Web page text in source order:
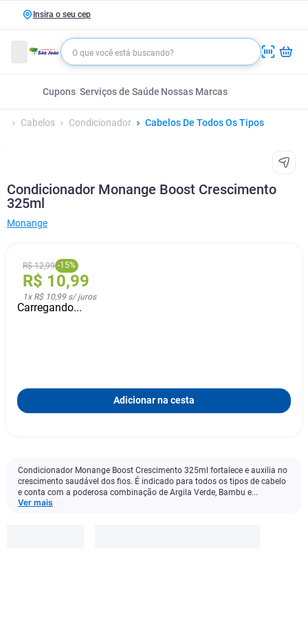
Insira o seu cep
Cupons Serviços de Saúde Nossas Marcas
Cabelos Condicionador Cabelos De Todos Os Tipos
Condicionador Monange Boost Crescimento
325ml
Monange
R$ 12,99 -15%
R$ 10,99
1x R$ 10,99s/ juros
Carregando...
Adicionar na cesta
Condicionador Monange Boost Crescimento 325ml fortalece e auxilia no
crescimento saudável dos fios. É indicado para todos os tipos de cabelo
e conta com a poderosa combinação de Argila Verde, Bambu e...
Ver mais